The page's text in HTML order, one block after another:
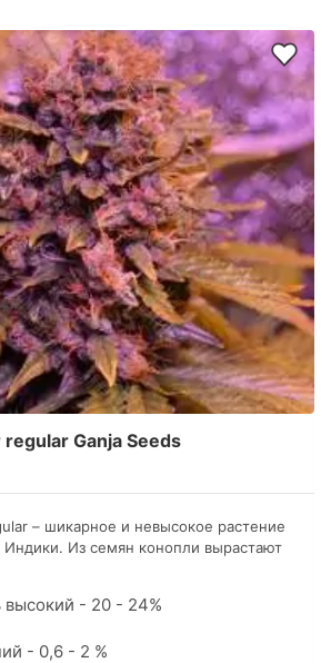
Ganja Seeds
– шикарное и невысокое растение
Из семян конопли вырастают
высокий - 20 - 24%
- 0,6 - 2 %